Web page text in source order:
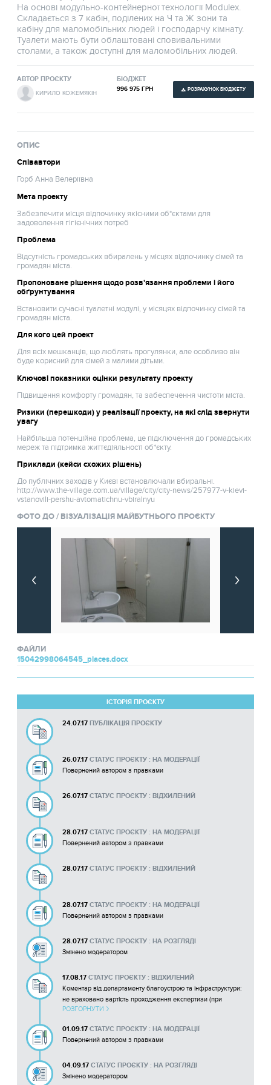
На основі модульно-контейнерної технології Modulex.
Складається з 7 кабін, поділених на Ч та Ж зони та
кабіну для маломобільних людей і господарчу кімнату.
Туалети мають бути облаштовані сповивальними
столами, а також доступні для маломобільних людей.
АВТОР ПРОЄКТУ
КИРИЛО КОЖЕМЯКІН
БЮДЖЕТ
996 975 ГРН РОЗРАХУНОК БЮДЖЕТУ
ОПИС
Співавтори
Горб Анна Велеріївна
Мета проекту
Забезпечити місця відпочинку якісними об*єктами для
задоволення гігієнічних потреб
Проблема
Відсутність громадських вбиралень у місцях відпочинку сімей та
громадян міста.
Пропоноване рішення щодо розв'язання проблеми і його
обґрунтування
Встановити сучасні туалетні модулі, у місяцях відпочинку сімей та
громадян міста.
Для кого цей проект
Для всіх мешканців, що люблять прогулянки, але особливо він
буде корисний для сімей з малими дітьми.
Ключові показники оцінки результату проекту
Підвищення комфорту громадян, та забеспечення чистоти міста.
Ризики (перешкоди) у реалізації проекту, на які слід звернути
увагу
Найбільша потенційна проблема, це підключення до громадських
мереж та підтримка життєдіяльності об*єкту.
Приклади (кейси схожих рішень)
До публічних заходів у Києві встановлючали вбиральні.
http://www.the-village.com.ua/village/city/city-news/257977-v-kievi-
vstanovili-pershu-avtomatichnu-vbiralnyu
ФОТО ДО / ВІЗУАЛІЗАЦІЯ МАЙБУТНЬОГО ПРОЄКТУ
ФАЙЛИ
15042998064545_places.docx
ІСТОРІЯ ПРОЄКТУ
24.07.17 ПУБЛІКАЦІЯ ПРОЄКТУ
26.07.17 СТАТУС ПРОЄКТУ : НА МОДЕРАЦІЇ
Повернений автором з правками
26.07.17 СТАТУС ПРОЄКТУ : ВІДХИЛЕНИЙ
28.07.17 СТАТУС ПРОЄКТУ : НА МОДЕРАЦІЇ
Повернений автором з правками
28.07.17 СТАТУС ПРОЄКТУ : ВІДХИЛЕНИЙ
28.07.17 СТАТУС ПРОЄКТУ : НА МОДЕРАЦІЇ
Повернений автором з правками
28.07.17 СТАТУС ПРОЄКТУ : НА РОЗГЛЯДІ
Змінено модератором
17.08.17 СТАТУС ПРОЄКТУ : ВІДХИЛЕНИЙ
Коментар від департаменту благоустрою та інфраструктури:
не враховано вартість проходження експертизи (при
вартості будівельно-монтажних робіт більше, ніж 300 тис.
11.05.2011 № 560. Відсутній акт обстеження зелених
насаджень КП "Міськзеленбуд", відсутні технічні умови ПАТ
матеріали не повинні перевищувати усереднених цін по
Дніпропетровській області. Отримання технічних умов
РОЗГОРНУТИ
01.09.17 СТАТУС ПРОЄКТУ : НА МОДЕРАЦІЇ
Повернений автором з правками
04.09.17 СТАТУС ПРОЄКТУ : НА РОЗГЛЯДІ
Змінено модератором